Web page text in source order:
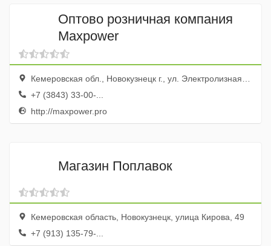
Оптово розничная компания
Maxpower
Кемеровская обл., Новокузнецк г., ул. Электролизная, 14/2
+7 (3843) 33-00-...
http://maxpower.pro
Магазин Поплавок
Кемеровская область, Новокузнецк, улица Кирова, 49
+7 (913) 135-79-...